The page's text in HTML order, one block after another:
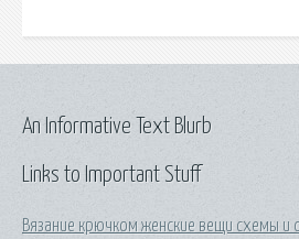
Links to Important Stuff
Вязание крючком женские вещи схемы и
An Informative Text Blurb